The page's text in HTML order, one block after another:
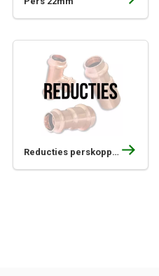
Reducties perskoppelingen